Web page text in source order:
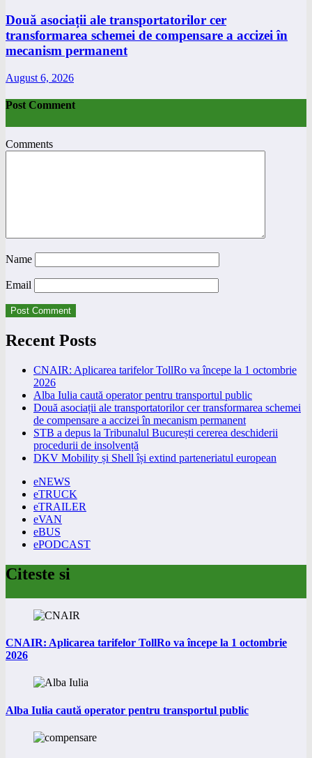
Două asociații ale transportatorilor cer
transformarea schemei de compensare a accizei în
mecanism permanent
August 6, 2026
Post Comment
Comments
Name
Email
Recent Posts
CNAIR: Aplicarea tarifelor TollRo va începe la 1 octombrie
2026
Alba Iulia caută operator pentru transportul public
Două asociații ale transportatorilor cer transformarea schemei
de compensare a accizei în mecanism permanent
STB a depus la Tribunalul București cererea deschiderii
procedurii de insolvență
DKV Mobility și Shell își extind parteneriatul european
eNEWS
eTRUCK
eTRAILER
eVAN
eBUS
ePODCAST
Citeste si
CNAIR: Aplicarea tarifelor TollRo va începe la 1 octombrie
2026
Alba Iulia caută operator pentru transportul public